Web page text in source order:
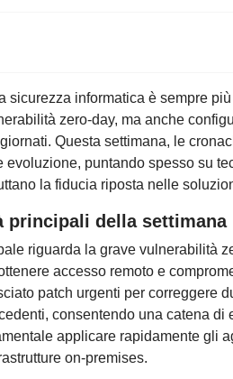
sicurezza informatica è sempre
zero-day, ma anche
Questa settimana, le
evoluzione, puntando spesso su
la fiducia riposta nelle
principali della settimana
riguarda la grave vulnerabilità
accesso remoto e
patch urgenti per correggere
consentendo una catena di
applicare rapidamente gli
on-premises.